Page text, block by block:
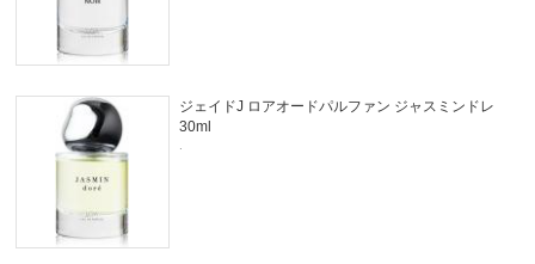
ジェイドJ ロアオードパルファン ジャスミンドレ
30ml
.